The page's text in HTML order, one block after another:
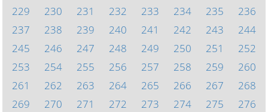
229
230 231 232 233 234 235
236
237
238 239 240 241 242 243
244
245
246 247 248 249 250 251
252
253
254 255 256 257 258 259
260
261
262 263 264 265 266 267
268
269
270 271 272 273 274 275
276